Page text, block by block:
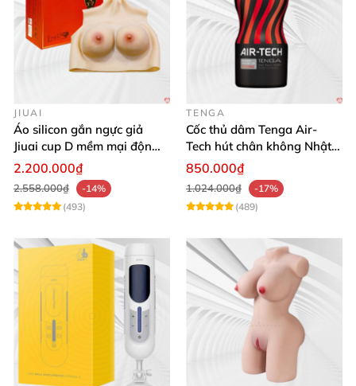
JIUAI
Áo silicon gắn ngực giả
Jiuai cup D mềm mại độn
ngực tự nhiên cho nam
2.200.000₫
2.558.000₫
-14%
(493)
TENGA
Cốc thủ dâm Tenga Air-
Tech hút chân không Nhật
Bản, silicone an toàn
850.000₫
1.024.000₫
-17%
(489)